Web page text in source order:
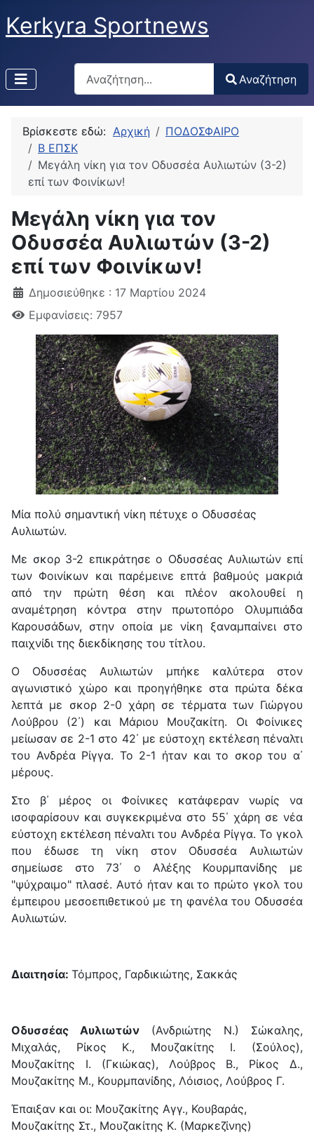
Kerkyra Sportnews
Αναζήτηση
Type 2 or more characters for results.
Αναζήτηση
Βρίσκεστε εδώ: Αρχική
ΠΟΔΟΣΦΑΙΡΟ
Β ΕΠΣΚ
Μεγάλη νίκη για τον Οδυσσέα Αυλιωτών (3-2)
επί των Φοινίκων!
Μεγάλη νίκη για τον
Οδυσσέα Αυλιωτών (3-2)
επί των Φοινίκων!
Δημοσιεύθηκε : 17 Μαρτίου 2024
Εμφανίσεις: 7957
Μία πολύ σημαντική νίκη πέτυχε ο Οδυσσέας
Αυλιωτών.
Με σκορ 3-2 επικράτησε ο Οδυσσέας Αυλιωτών επί
των Φοινίκων και παρέμεινε επτά βαθμούς μακριά
από την πρώτη θέση και πλέον ακολουθεί η
αναμέτρηση κόντρα στην πρωτοπόρο Ολυμπιάδα
Καρουσάδων, στην οποία με νίκη ξαναμπαίνει στο
παιχνίδι της διεκδίκησης του τίτλου.
Ο Οδυσσέας Αυλιωτών μπήκε καλύτερα στον
αγωνιστικό χώρο και προηγήθηκε στα πρώτα δέκα
λεπτά με σκορ 2-0 χάρη σε τέρματα των Γιώργου
Λούβρου (2΄) και Μάριου Μουζακίτη. Οι Φοίνικες
μείωσαν σε 2-1 στο 42΄ με εύστοχη εκτέλεση πέναλτι
του Ανδρέα Ρίγγα. Το 2-1 ήταν και το σκορ του α΄
μέρους.
Στο β΄ μέρος οι Φοίνικες κατάφεραν νωρίς να
ισοφαρίσουν και συγκεκριμένα στο 55΄ χάρη σε νέα
εύστοχη εκτέλεση πέναλτι του Ανδρέα Ρίγγα. Το γκολ
που έδωσε τη νίκη στον Οδυσσέα Αυλιωτών
σημείωσε στο 73΄ ο Αλέξης Κουρμπανίδης με
"ψύχραιμο" πλασέ. Αυτό ήταν και το πρώτο γκολ του
έμπειρου μεσοεπιθετικού με τη φανέλα του Οδυσσέα
Αυλιωτών.
Διαιτησία: Τόμπρος, Γαρδικιώτης, Σακκάς
Οδυσσέας Αυλιωτών (Ανδριώτης Ν.) Σώκαλης,
Μιχαλάς, Ρίκος Κ., Μουζακίτης Ι. (Σούλος),
Μουζακίτης Ι. (Γκιώκας), Λούβρος Β., Ρίκος Δ.,
Μουζακίτης Μ., Κουρμπανίδης, Λόισιος, Λούβρος Γ.
Έπαιξαν και οι: Μουζακίτης Αγγ., Κουβαράς,
Μουζακίτης Στ., Μουζακίτης Κ. (Μαρκεζίνης)